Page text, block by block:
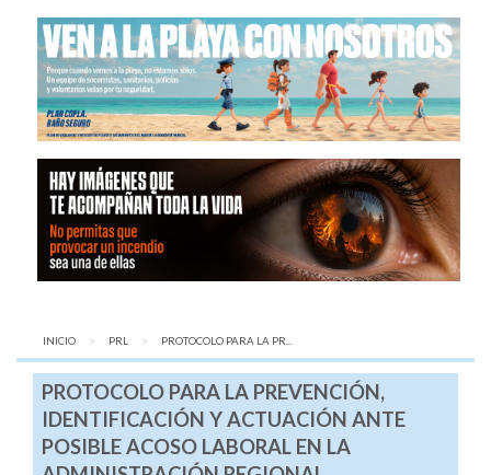
INICIO PRL AQUÍ:
PROTOCOLO PARA LA PR...
PROTOCOLO PARA LA PREVENCIÓN,
IDENTIFICACIÓN Y ACTUACIÓN ANTE
POSIBLE ACOSO LABORAL EN LA